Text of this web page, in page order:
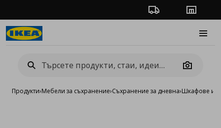
Проследяване на
Camera
Продукти›Мебели за съхранение›Съхранение за дневна›Шкафове и